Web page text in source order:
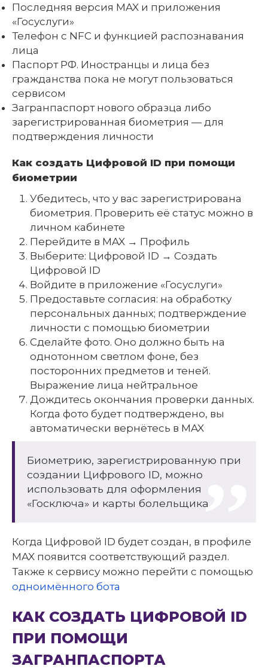
Последняя версия MAX и приложения
«Госуслуги»
Телефон с NFC и функцией распознавания
лица
Паспорт РФ. Иностранцы и лица без
гражданства пока не могут пользоваться
сервисом
Загранпаспорт нового образца либо
зарегистрированная биометрия — для
подтверждения личности
Как создать Цифровой ID при помощи
биометрии
Убедитесь, что у вас зарегистрирована
биометрия. Проверить её статус можно в
личном кабинете
Перейдите в MAX → Профиль
Выберите: Цифровой ID → Создать
Цифровой ID
Войдите в приложение «Госуслуги»
Предоставьте согласия: на обработку
персональных данных; подтверждение
личности с помощью биометрии
Сделайте фото. Оно должно быть на
однотонном светлом фоне, без
посторонних предметов и теней.
Выражение лица нейтральное
Дождитесь окончания проверки данных.
Когда фото будет подтверждено, вы
автоматически вернётесь в MAX
Биометрию, зарегистрированную при
создании Цифрового ID, можно
использовать для оформления
«Госключа» и карты болельщика
Когда Цифровой ID будет создан, в профиле
MAX появится соответствующий раздел.
Также к сервису можно перейти с помощью
одноимённого бота
КАК СОЗДАТЬ ЦИФРОВОЙ ID
ПРИ ПОМОЩИ
ЗАГРАНПАСПОРТА